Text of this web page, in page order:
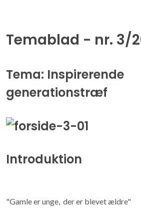
Temablad - nr. 3/
Tema: Inspirerende
generationstræf
Introduktion
"Gamle er unge, der er blevet ældre"